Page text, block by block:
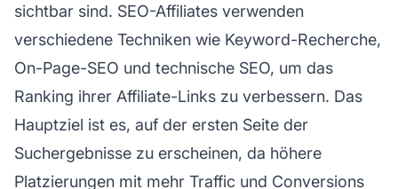
sichtbar sind. SEO-Affiliates verwenden
verschiedene Techniken wie Keyword-Recherche,
On-Page-SEO und technische SEO, um das
Ranking ihrer Affiliate-Links zu verbessern. Das
Hauptziel ist es, auf der ersten Seite der
Suchergebnisse zu erscheinen, da höhere
Platzierungen mit mehr Traffic und Conversions